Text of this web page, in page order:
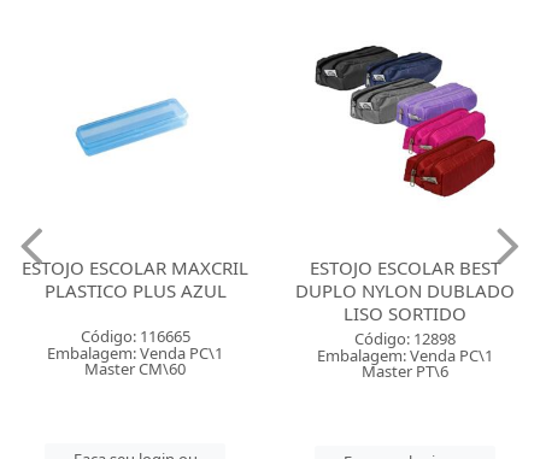
ESTOJO ESCOLAR MAXCRIL
PLASTICO PLUS AZUL
Código: 116665
Embalagem: Venda PC\1
Master CM\60
ESTOJO ESCOLAR BEST
DUPLO NYLON DUBLADO
LISO SORTIDO
Código: 12898
Embalagem: Venda PC\1
Master PT\6